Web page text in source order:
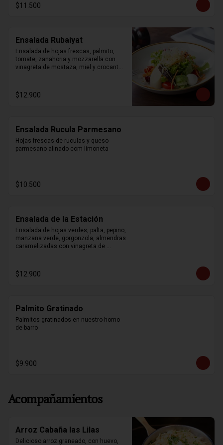
$11.500
Ensalada Rubaiyat
Ensalada de hojas frescas, palmito,
tomate, zanahoria y mozzarella con
vinagreta de mostaza, miel y crocantes
$12.900
Ensalada Rucula Parmesano
Hojas frescas de ruculas y queso
parmesano alinado com limoneta
$10.500
Ensalada de la Estación
Ensalada de hojas verdes, palta, pepino,
manzana verde, gorgonzola, almendras
caramelizadas con vinagreta de
$12.900
Palmito Gratinado
Palmitos gratinados en nuestro horno
de barro
$9.900
Acompañamientos
Arroz Cabaña las Lilas
Delicioso arroz graneado, con huevo,